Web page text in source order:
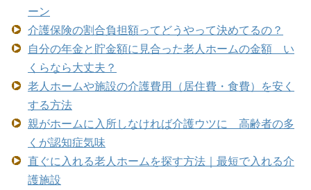
ーン
介護保険の割合負担額ってどうやって決めてるの？
自分の年金と貯金額に見合った老人ホームの金額 い
くらなら大丈夫？
老人ホームや施設の介護費用（居住費・食費）を安く
する方法
親がホームに入所しなければ介護ウツに 高齢者の多
くが認知症気味
直ぐに入れる老人ホームを探す方法｜最短で入れる介
護施設